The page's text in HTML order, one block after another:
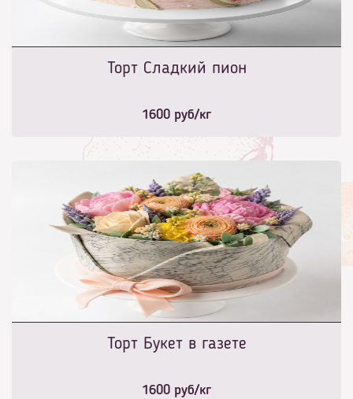
Торт Сладкий пион
1600 руб/кг
Торт Букет в газете
1600 руб/кг